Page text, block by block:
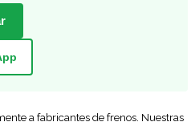
a fabricantes de frenos. Nuestras